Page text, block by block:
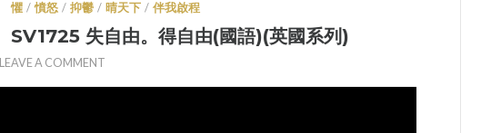
懼 / 憤怒 / 抑鬱 / 晴天下 / 伴我啟程
SV1725 失自由。得自由(國語)(英國系列)
LEAVE A COMMENT